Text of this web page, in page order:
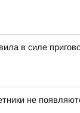
в силе
не